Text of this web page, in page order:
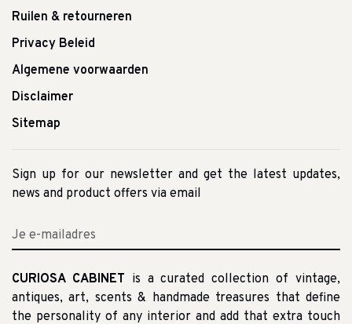
Ruilen & retourneren
Privacy Beleid
Algemene voorwaarden
Disclaimer
Sitemap
Sign up for our newsletter and get the latest updates,
news and product offers via email
CURIOSA CABINET is a curated collection of vintage,
antiques, art, scents & handmade treasures that define
the personality of any interior and add that extra touch